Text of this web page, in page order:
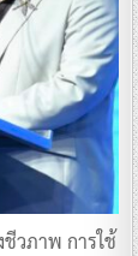
วภาพ การใช้